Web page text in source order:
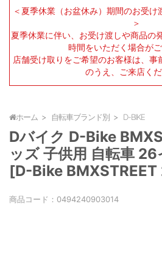
＜夏季休業（お盆休み）期間のお受
＞
夏季休業に伴い、お受け渡しや商品の
時間をいただく場合がご
店舗受け取りをご希望のお客様は、
のうえ、ご来店くだ
ホーム 自転車ブランド別 D-BIKE
Dバイク D-Bike
ッズ 子供用 自転車
[D-Bike
商品コード： 0494240903014